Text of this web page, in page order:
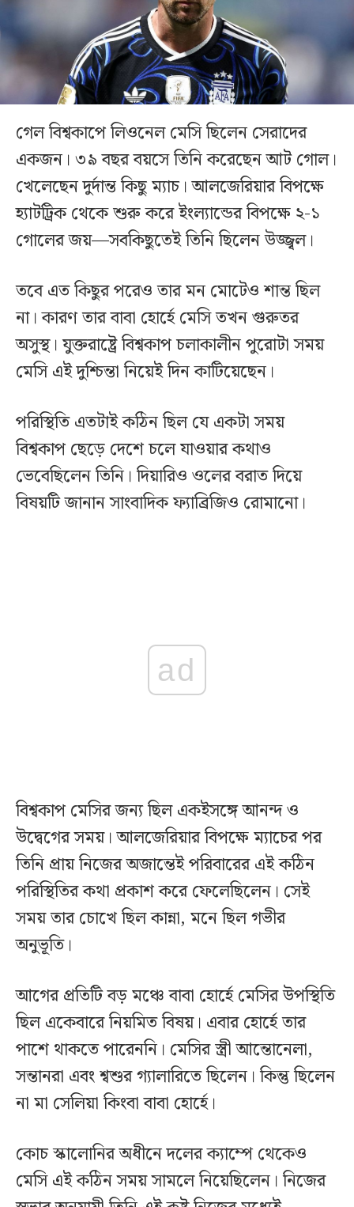
গেল বিশ্বকাপে লিওনেল মেসি ছিলেন সেরাদের
একজন। ৩৯ বছর বয়সে তিনি করেছেন আট গোল।
খেলেছেন দুর্দান্ত কিছু ম্যাচ। আলজেরিয়ার বিপক্ষে
হ্যাটট্রিক থেকে শুরু করে ইংল্যান্ডের বিপক্ষে ২-১
গোলের জয়—সবকিছুতেই তিনি ছিলেন উজ্জ্বল।
তবে এত কিছুর পরেও তার মন মোটেও শান্ত ছিল
না। কারণ তার বাবা হোর্হে মেসি তখন গুরুতর
অসুস্থ। যুক্তরাষ্ট্রে বিশ্বকাপ চলাকালীন পুরোটা সময়
মেসি এই দুশ্চিন্তা নিয়েই দিন কাটিয়েছেন।
পরিস্থিতি এতটাই কঠিন ছিল যে একটা সময়
বিশ্বকাপ ছেড়ে দেশে চলে যাওয়ার কথাও
ভেবেছিলেন তিনি। দিয়ারিও ওলের বরাত দিয়ে
বিষয়টি জানান সাংবাদিক ফ্যাব্রিজিও রোমানো।
ad
বিশ্বকাপ মেসির জন্য ছিল একইসঙ্গে আনন্দ ও
উদ্বেগের সময়। আলজেরিয়ার বিপক্ষে ম্যাচের পর
তিনি প্রায় নিজের অজান্তেই পরিবারের এই কঠিন
পরিস্থিতির কথা প্রকাশ করে ফেলেছিলেন। সেই
সময় তার চোখে ছিল কান্না, মনে ছিল গভীর
অনুভূতি।
আগের প্রতিটি বড় মঞ্চে বাবা হোর্হে মেসির উপস্থিতি
ছিল একেবারে নিয়মিত বিষয়। এবার হোর্হে তার
পাশে থাকতে পারেননি। মেসির স্ত্রী আন্তোনেলা,
সন্তানরা এবং শ্বশুর গ্যালারিতে ছিলেন। কিন্তু ছিলেন
না মা সেলিয়া কিংবা বাবা হোর্হে।
কোচ স্কালোনির অধীনে দলের ক্যাম্পে থেকেও
মেসি এই কঠিন সময় সামলে নিয়েছিলেন। নিজের